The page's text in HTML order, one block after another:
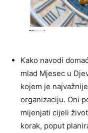
Kako navodi
mlad Mjesec u
kojem je
organizaciju. Oni
mijenjati cijeli
korak, poput